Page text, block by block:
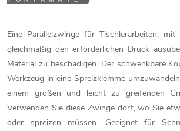
Eine Parallelzwinge für Tischlerarbeiten,
gleichmäßig den erforderlichen Druck
Material zu beschädigen. Der schwenkbare
Werkzeug in eine Spreizklemme
einem großen und leicht zu greifenden
Verwenden Sie diese Zwinge dort, wo Sie
oder spreizen müssen. Geeignet für